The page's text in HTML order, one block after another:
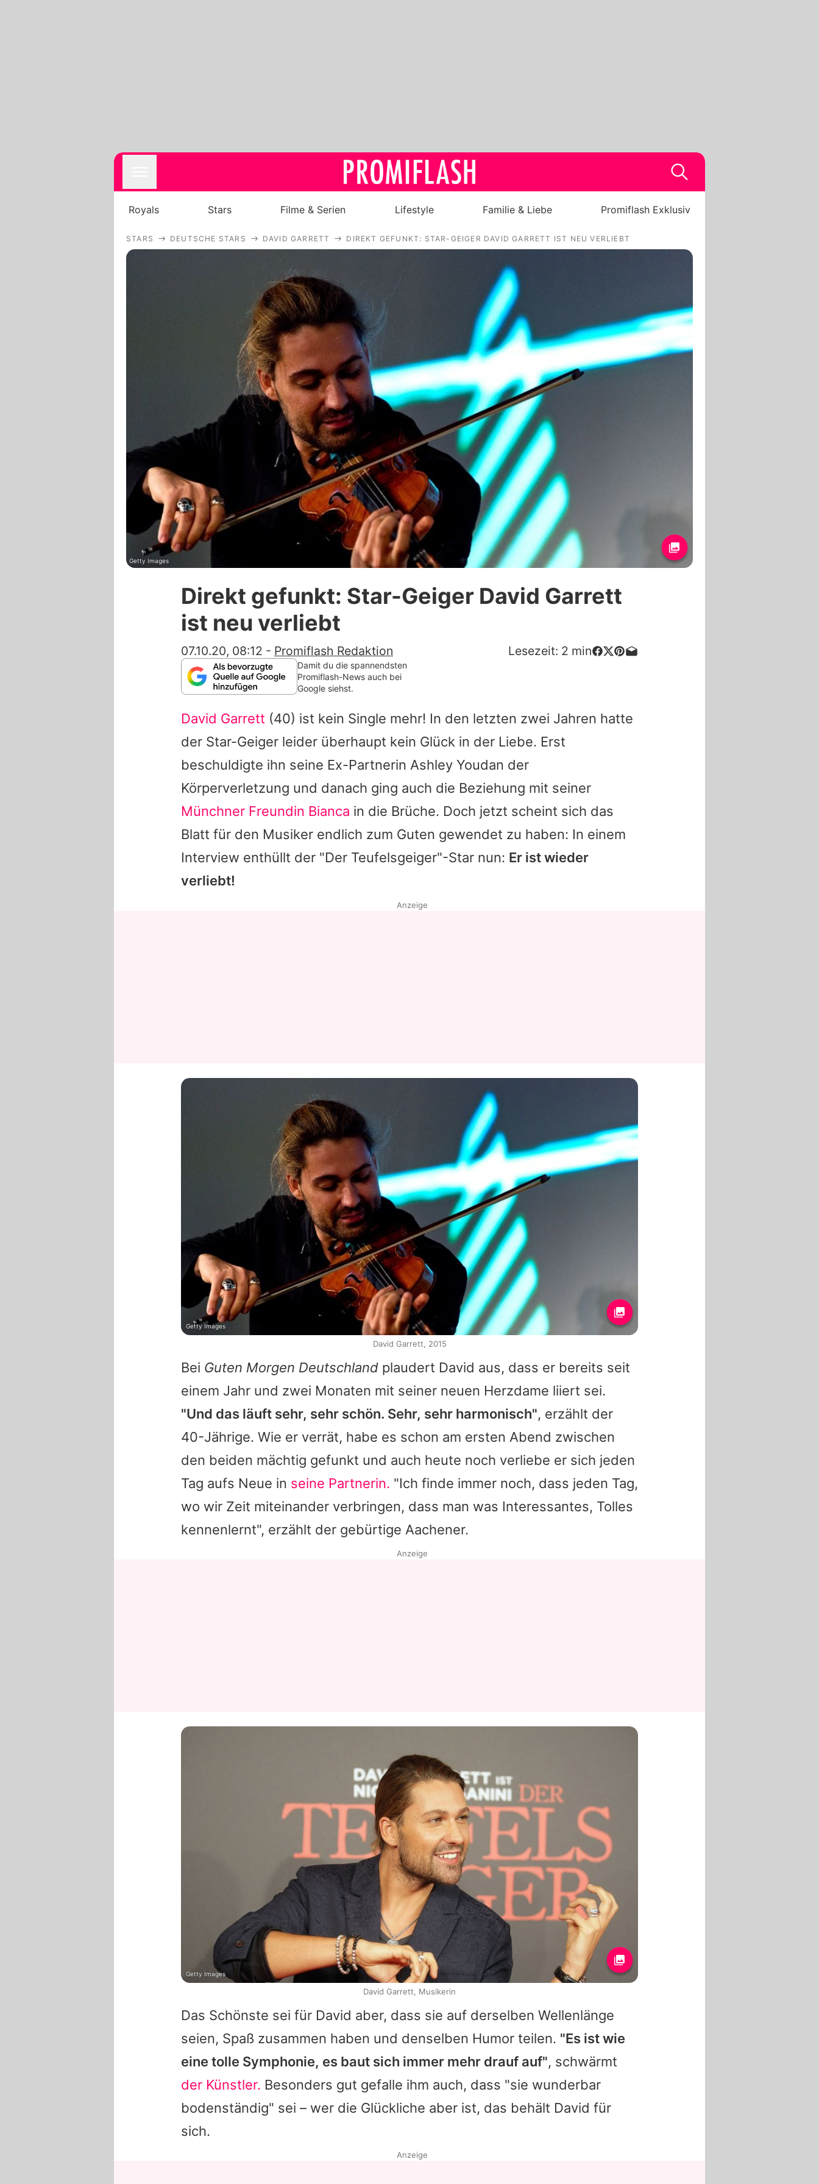
Royals
Promiflash Exklusiv
Alle Themen auf Promiflash
Jobs
App runterladen
Team
Redaktionelle Richtlinien
Impressum
Datenschutzerklärung
Nutzungsbedingungen
Royals Stars Filme & Serien Lifestyle Familie & Liebe Promiflash Exklusiv
STARS DEUTSCHE STARS DAVID GARRETT DIREKT GEFUNKT: STAR-GEIGER DAVID GARRETT IST NEU VERLIEBT
Getty Images
Direkt gefunkt: Star-Geiger David Garrett
ist neu verliebt
07.10.20, 08:12 - Promiflash Redaktion Lesezeit: 2 min
Damit du die spannendsten
Promiflash-News auch bei
Google siehst.
David Garrett (40) ist kein Single mehr! In den letzten zwei Jahren hatte
der Star-Geiger leider überhaupt kein Glück in der Liebe. Erst
beschuldigte ihn seine Ex-Partnerin Ashley Youdan der
Körperverletzung und danach ging auch die Beziehung mit seiner
Münchner Freundin Bianca in die Brüche. Doch jetzt scheint sich das
Blatt für den Musiker endlich zum Guten gewendet zu haben: In einem
Interview enthüllt der "Der Teufelsgeiger"-Star nun: Er ist wieder
verliebt!
Bei Guten Morgen Deutschland plaudert David aus, dass er bereits seit
einem Jahr und zwei Monaten mit seiner neuen Herzdame liiert sei.
"Und das läuft sehr, sehr schön. Sehr, sehr harmonisch", erzählt der
40-Jährige. Wie er verrät, habe es schon am ersten Abend zwischen
den beiden mächtig gefunkt und auch heute noch verliebe er sich jeden
Tag aufs Neue in seine Partnerin. "Ich finde immer noch, dass jeden Tag,
wo wir Zeit miteinander verbringen, dass man was Interessantes, Tolles
kennenlernt", erzählt der gebürtige Aachener.
Das Schönste sei für David aber, dass sie auf derselben Wellenlänge
seien, Spaß zusammen haben und denselben Humor teilen. "Es ist wie
eine tolle Symphonie, es baut sich immer mehr drauf auf", schwärmt
der Künstler. Besonders gut gefalle ihm auch, dass "sie wunderbar
bodenständig" sei – wer die Glückliche aber ist, das behält David für
sich.
Anzeige
Getty Images
David Garrett, 2015
Anzeige
Getty Images
David Garrett, Musikerin
Anzeige